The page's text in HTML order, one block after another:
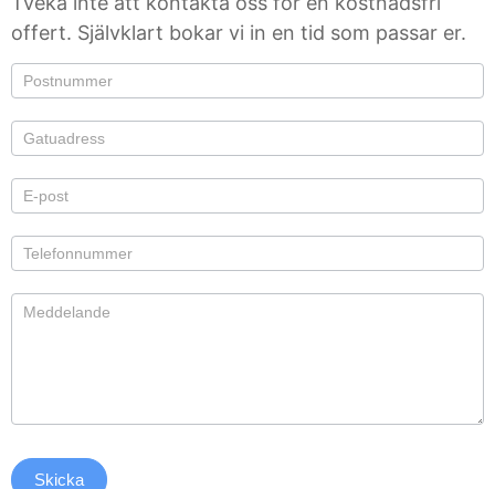
offert. Självklart bokar vi in en tid som passar er.
Offert
Skicka
Om du är
mänsklig,
det här
fältet
tomt.